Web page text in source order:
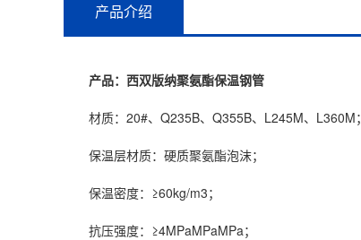
产品介绍
产品：西双版纳聚氨酯保温钢管
材质：20#、Q235B、Q355B、L245M、L360M；
保温层材质：硬质聚氨酯泡沫；
保温密度：≥60kg/m3；
抗压强度：≥4MPaMPaMPa；